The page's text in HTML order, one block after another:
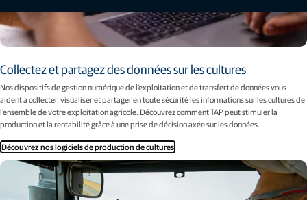
Collectez et partagez des données sur les cultures
Nos dispositifs de gestion numérique de l'exploitation et de transfert de données vous
aident à collecter, visualiser et partager en toute sécurité les informations sur les cultures de
l'ensemble de votre exploitation agricole. Découvrez comment TAP peut stimuler la
production et la rentabilité grâce à une prise de décision axée sur les données.
Découvrez nos logiciels de production de cultures